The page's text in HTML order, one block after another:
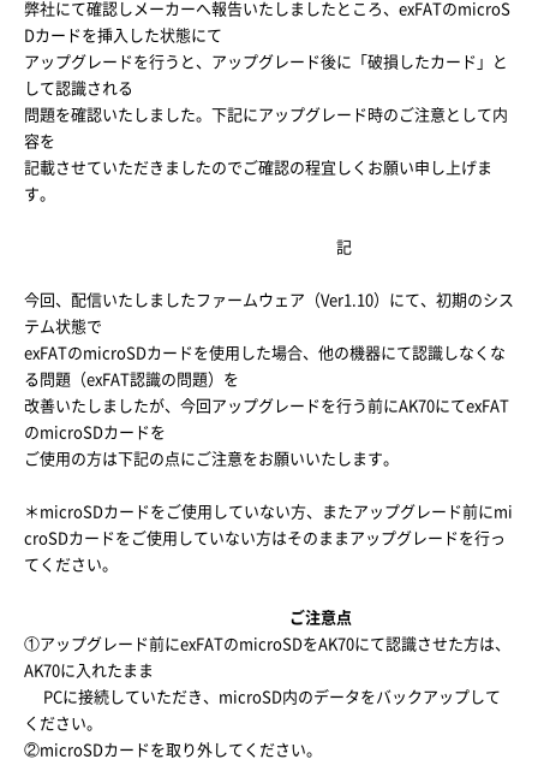
弊社にて確認しメーカーへ報告いたしましたところ、exFATのmicroS
Dカードを挿入した状態にて
アップグレードを行うと、アップグレード後に「破損したカード」と
して認識される
問題を確認いたしました。下記にアップグレード時のご注意として内
容を
記載させていただきましたのでご確認の程宜しくお願い申し上げま
す。
記
今回、配信いたしましたファームウェア（Ver1.10）にて、初期のシス
テム状態で
exFATのmicroSDカードを使用した場合、他の機器にて認識しなくな
る問題（exFAT認識の問題）を
改善いたしましたが、今回アップグレードを行う前にAK70にてexFAT
のmicroSDカードを
ご使用の方は下記の点にご注意をお願いいたします。
＊microSDカードをご使用していない方、またアップグレード前にmi
croSDカードをご使用していない方はそのままアップグレードを行っ
てください。
ご注意点
①アップグレード前にexFATのmicroSDをAK70にて認識させた方は、
AK70に入れたまま
PCに接続していただき、microSD内のデータをバックアップして
ください。
②microSDカードを取り外してください。